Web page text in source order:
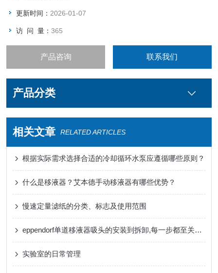
更新时间： 2026-01-07
访 问 量：365
产品咨询 联系我们
产品分类
相关文章 RELATED ARTICLES
根据实际需求选择合适的冷却循环水泵应遵循哪些原则？
什么是移液器？艾本德手动移液器有哪些优势？
慢速定量滤纸的分类、标志及使用范围
eppendorf单道移液器吸头的安装到拆卸,每一步都至关重要!
实验室的日常管理